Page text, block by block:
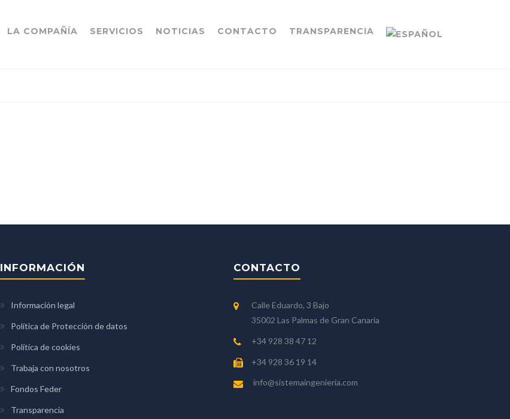
LA COMPAÑÍA SERVICIOS NOTICIAS CONTACTO TRANSPARENCIA
INFORMACIÓN
Información legal
Política de Protección de datos
Política de cookies
Trabaja con nosotros
Fondos Feder
Transparencia
CONTACTO
Calle Eduardo, 3 Bajo
35002 Las Palmas de Gran Canaria
+34 928 38 47 12
+34 928 36 19 14
info@sistemaingenieria.com